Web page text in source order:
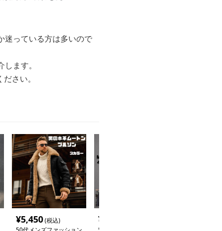
迷っている方は多いので
ます。
さい。
¥5,450(税込)
¥